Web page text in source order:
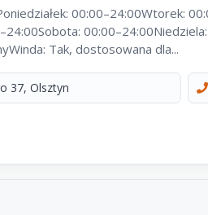
00:00–24:00Wtorek:
Tak, dostosowana dla...
37, Olsztyn